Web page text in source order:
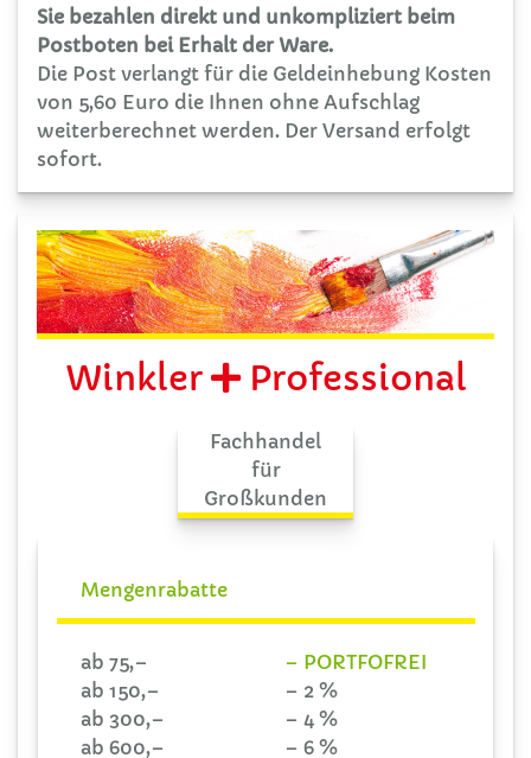
Sie bezahlen direkt und unkompliziert beim
Postboten bei Erhalt der Ware.
Die Post verlangt für die Geldeinhebung Kosten
von 5,60 Euro die Ihnen ohne Aufschlag
weiterberechnet werden. Der Versand erfolgt
sofort.
Winkler Professional
Fachhandel
für
Großkunden
Mengenrabatte
ab 75,–
– PORTFOFREI
ab 150,–
– 2 %
ab 300,–
– 4 %
ab 600,–
– 6 %